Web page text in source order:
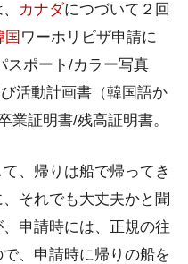
カナダにつづいて２回
国 ワーホリビザ申請に
スポート/カラー写真
活動計画書（韓国語か
業証明書/残高証明書。
、帰りは船で帰ってき
それでも大丈夫かと聞
申請時には、正規の往
、申請時に帰りの船を